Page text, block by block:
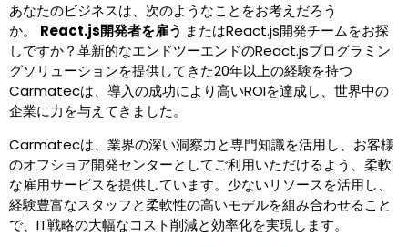
あなたのビジネスは、次のようなことをお考えだろう
か。 React.js開発者を雇う またはReact.js開発チームをお探
しですか？革新的なエンドツーエンドのReact.jsプログラミン
グソリューションを提供してきた20年以上の経験を持つ
Carmatecは、導入の成功により高いROIを達成し、世界中の
企業に力を与えてきました。
Carmatecは、業界の深い洞察力と専門知識を活用し、お客様
のオフショア開発センターとしてご利用いただけるよう、柔軟
な雇用サービスを提供しています。少ないリソースを活用し、
経験豊富なスタッフと柔軟性の高いモデルを組み合わせること
で、IT戦略の大幅なコスト削減と効率化を実現します。